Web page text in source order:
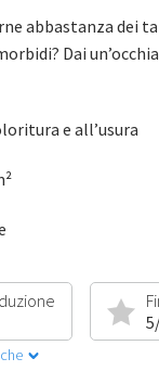
abbastanza dei
Dai
e all’usura